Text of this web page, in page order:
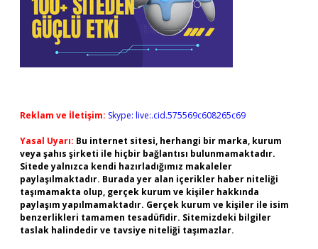
Reklam ve İletişim: Skype: live:.cid.575569c608265c69
Yasal Uyarı: Bu internet sitesi, herhangi bir marka, kurum
veya şahıs şirketi ile hiçbir bağlantısı bulunmamaktadır.
Sitede yalnızca kendi hazırladığımız makaleler
paylaşılmaktadır. Burada yer alan içerikler haber niteliği
taşımamakta olup, gerçek kurum ve kişiler hakkında
paylaşım yapılmamaktadır. Gerçek kurum ve kişiler ile isim
benzerlikleri tamamen tesadüfidir. Sitemizdeki bilgiler
taslak halindedir ve tavsiye niteliği taşımazlar.